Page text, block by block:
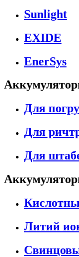
Sunlight
EXIDE
EnerSys
Для
Для
Для
Литий